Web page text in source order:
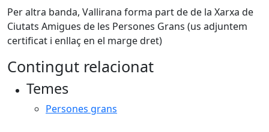
Per altra banda, Vallirana forma part dede la Xarxa de
Ciutats Amigues de les Persones Grans (us adjuntem
certificat i enllaç en el marge dret)
Contingut relacionat
Temes
Persones grans